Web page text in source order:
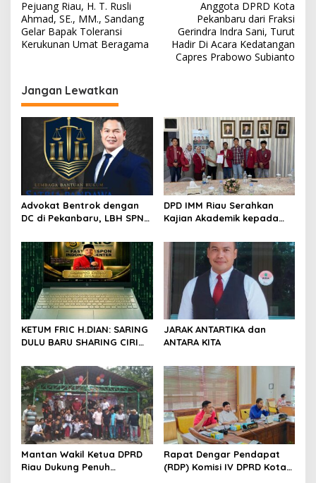
a
v
i
a
s
s
Pejuang Riau, H. T. Rusli
Ahmad, SE., MM., Sandang
Gelar Bapak Toleransi
Kerukunan Umat Beragama
Anggota DPRD Kota
Pekanbaru dari Fraksi
Gerindra Indra Sani, Turut
Hadir Di Acara Kedatangan
Capres Prabowo Subianto
Jangan Lewatkan
Advokat Bentrok dengan
DC di Pekanbaru, LBH SPN
Dugaan Premanisme
DPD IMM Riau Serahkan
Kajian Akademik kepada
Keadilan bagi Provinsi Riau
KETUM FRIC H.DIAN: SARING
DULU BARU SHARING CIRI
SOSIAL
JARAK ANTARTIKA dan
ANTARA KITA
Mantan Wakil Ketua DPRD
Riau Dukung Penuh
Rapat Dengar Pendapat
(RDP) Komisi IV DPRD Kota